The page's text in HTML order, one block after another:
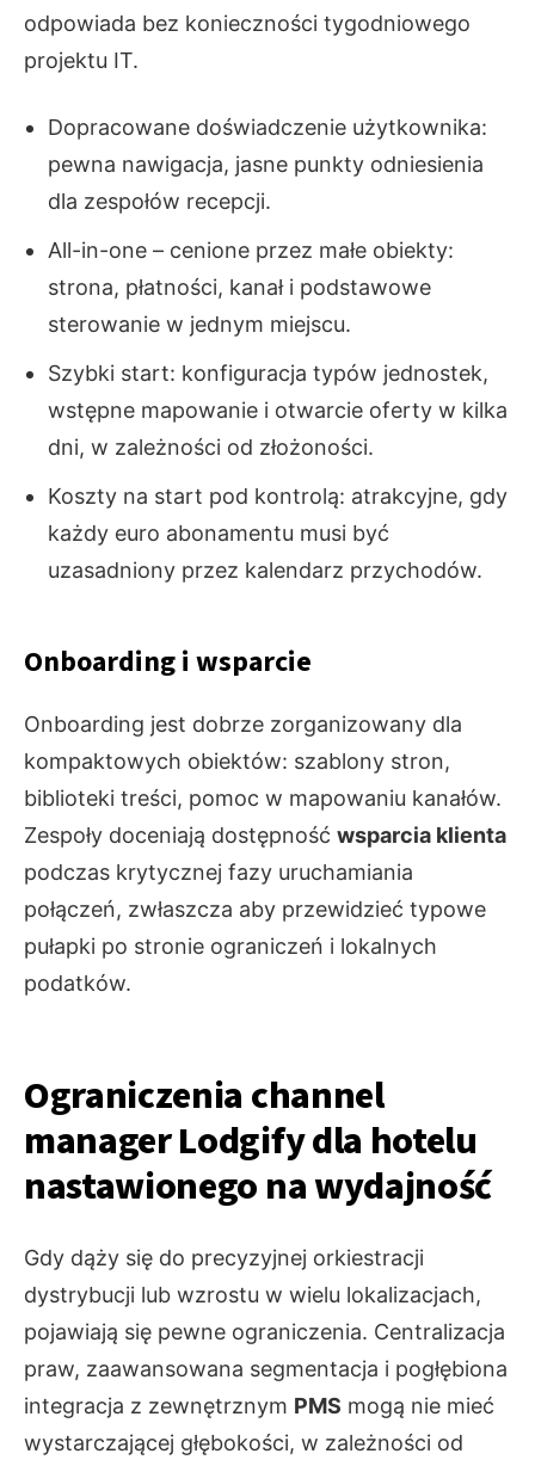
odpowiada bez konieczności tygodniowego
projektu IT.
Dopracowane doświadczenie użytkownika:
pewna nawigacja, jasne punkty odniesienia
dla zespołów recepcji.
All-in-one – cenione przez małe obiekty:
strona, płatności, kanał i podstawowe
sterowanie w jednym miejscu.
Szybki start: konfiguracja typów jednostek,
wstępne mapowanie i otwarcie oferty w kilka
dni, w zależności od złożoności.
Koszty na start pod kontrolą: atrakcyjne, gdy
każdy euro abonamentu musi być
uzasadniony przez kalendarz przychodów.
Onboarding i wsparcie
Onboarding jest dobrze zorganizowany dla
kompaktowych obiektów: szablony stron,
biblioteki treści, pomoc w mapowaniu kanałów.
Zespoły doceniają dostępność wsparcia klienta
podczas krytycznej fazy uruchamiania
połączeń, zwłaszcza aby przewidzieć typowe
pułapki po stronie ograniczeń i lokalnych
podatków.
Ograniczenia channel
manager Lodgify dla hotelu
nastawionego na wydajność
Gdy dąży się do precyzyjnej orkiestracji
dystrybucji lub wzrostu w wielu lokalizacjach,
pojawiają się pewne ograniczenia. Centralizacja
praw, zaawansowana segmentacja i pogłębiona
integracja z zewnętrznym PMS mogą nie mieć
wystarczającej głębokości, w zależności od